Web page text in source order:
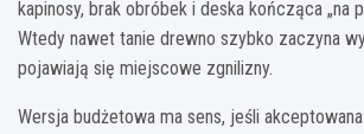
kapinosy, brak obróbek i deska kończąca „na
Wtedy nawet tanie drewno szybko zaczyna
pojawiają się miejscowe zgnilizny.
Wersja budżetowa ma sens, jeśli